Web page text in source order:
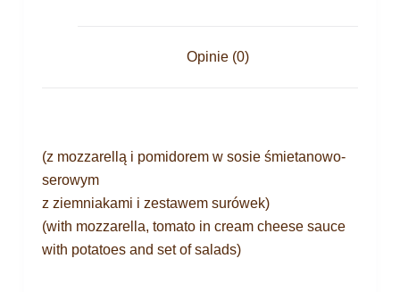
Opinie (0)
(z mozzarellą i pomidorem w sosie śmietanowo-
serowym
z ziemniakami i zestawem surówek)
(with mozzarella, tomato in cream cheese sauce
with potatoes and set of salads)